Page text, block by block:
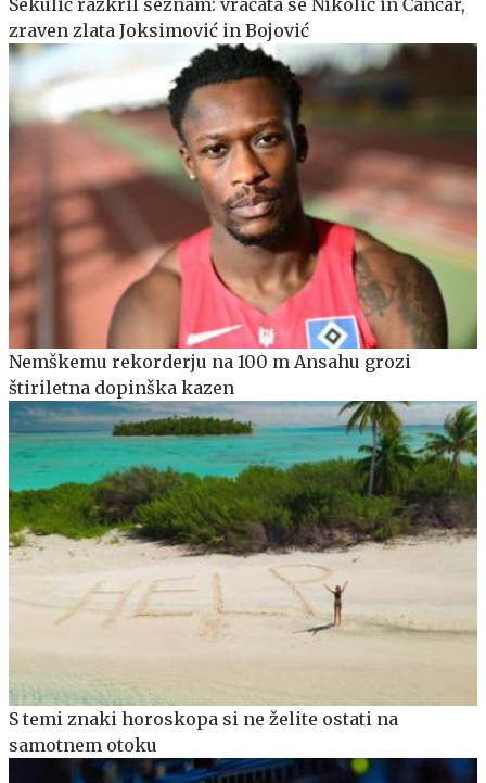
Sekulić razkril seznam: vračata se Nikolić in Čančar,
zraven zlata Joksimović in Bojović
Nemškemu rekorderju na 100 m Ansahu grozi
štiriletna dopinška kazen
S temi znaki horoskopa si ne želite ostati na
samotnem otoku